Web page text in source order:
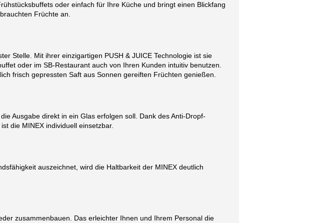
oder einfach für Ihre Küche und bringt einen Blickfang
Früchte an.
Stelle. Mit ihrer einzigartigen PUSH & JUICE Technologie ist sie
oder im SB-Restaurant auch von Ihren Kunden intuitiv benutzen.
frisch gepressten Saft aus Sonnen gereiften Früchten genießen.
Ausgabe direkt in ein Glas erfolgen soll. Dank des Anti-Dropf-
die MINEX individuell einsetzbar.
auszeichnet, wird die Haltbarkeit der MINEX deutlich
zusammenbauen. Das erleichter Ihnen und Ihrem Personal die